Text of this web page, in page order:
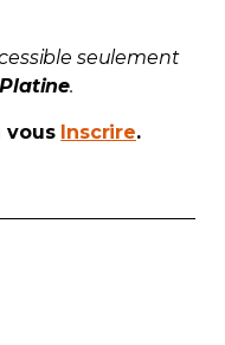
seulement
.
Inscrire.